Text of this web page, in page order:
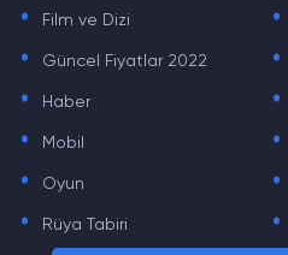
Film ve Dizi
. Güncel Fiyatlar 2022 .
. Haber .
. Mobil .
. Oyun .
. Rüya Tabiri .